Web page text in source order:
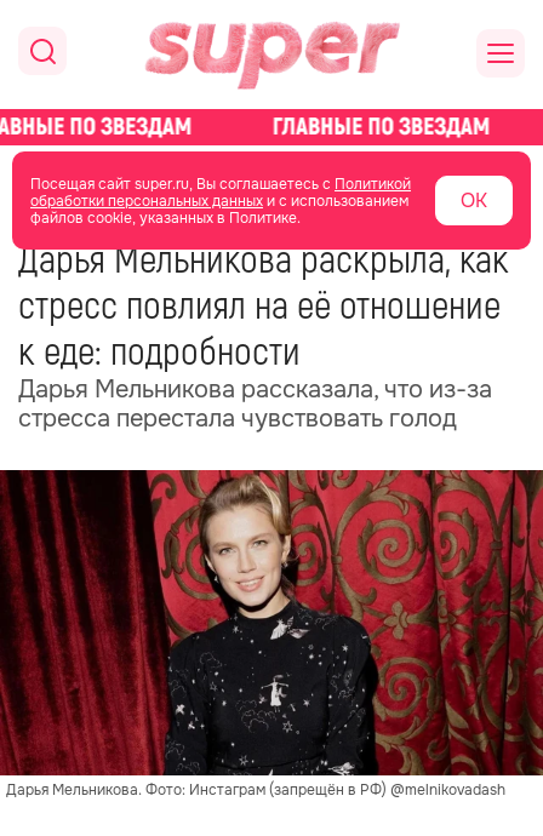
Посещая сайт super.ru, Вы соглашаетесь с Политикой
обработки персональных данныхи с использованием
файлов cookie, указанных в Политике.
ОК
главная новости о звездах новости
04 июня 09:13
Дарья Мельникова раскрыла, как
стресс повлиял на её отношение
к еде: подробности
Дарья Мельникова рассказала, что из-за
стресса перестала чувствовать голод
Дарья Мельникова. Фото: Инстаграм (запрещён в РФ) @melnikovadash